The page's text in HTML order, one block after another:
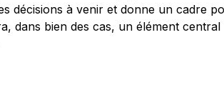
décisions à venir et donne un cadre
dans bien des cas, un élément